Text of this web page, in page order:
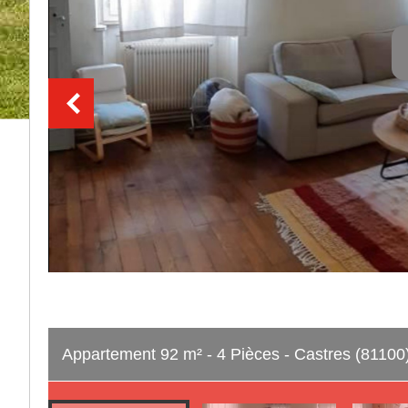
Appartement 92 m² - 4 Pièces - Castres